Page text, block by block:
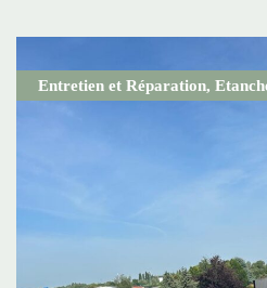
Entretien et Réparation,